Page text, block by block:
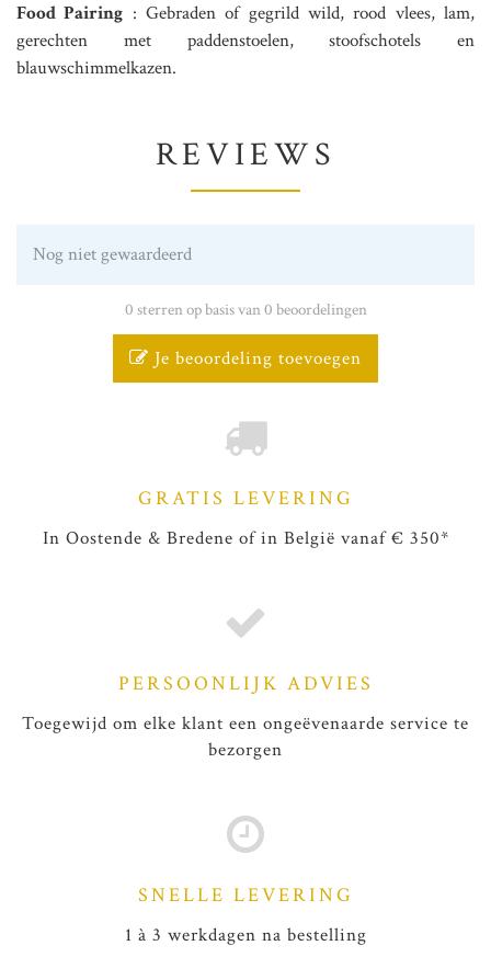
Food Pairing : Gebraden of gegrild wild, rood vlees, lam,
gerechten met paddenstoelen, stoofschotels en
blauwschimmelkazen.
REVIEWS
Nog niet gewaardeerd
0 sterren op basis van 0 beoordelingen
Je beoordeling toevoegen
GRATIS LEVERING
In Oostende & Bredene of in België vanaf € 350*
PERSOONLIJK ADVIES
Toegewijd om elke klant een ongeëvenaarde service te
bezorgen
SNELLE LEVERING
1 à 3 werkdagen na bestelling